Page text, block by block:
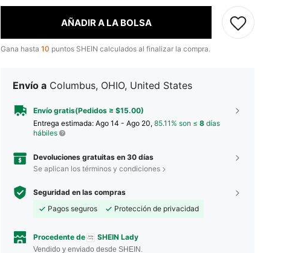
AÑADIR A LA BOLSA
Gana hasta 10 puntos SHEIN calculados al finalizar la compra.
Envío a Columbus, OHIO, United States
Envío gratis(Pedidos ≥ $15.00)
Entrega estimada: Ago 14 - Ago 20, 85.11% son ≤ 8 días
hábiles
Devoluciones gratuitas en 30 días
Se aplican los términos y condiciones
Seguridad en las compras
Pagos seguros
Protección de privacidad
Procedente de SHEIN Lady
Vendido y enviado desde SHEIN.